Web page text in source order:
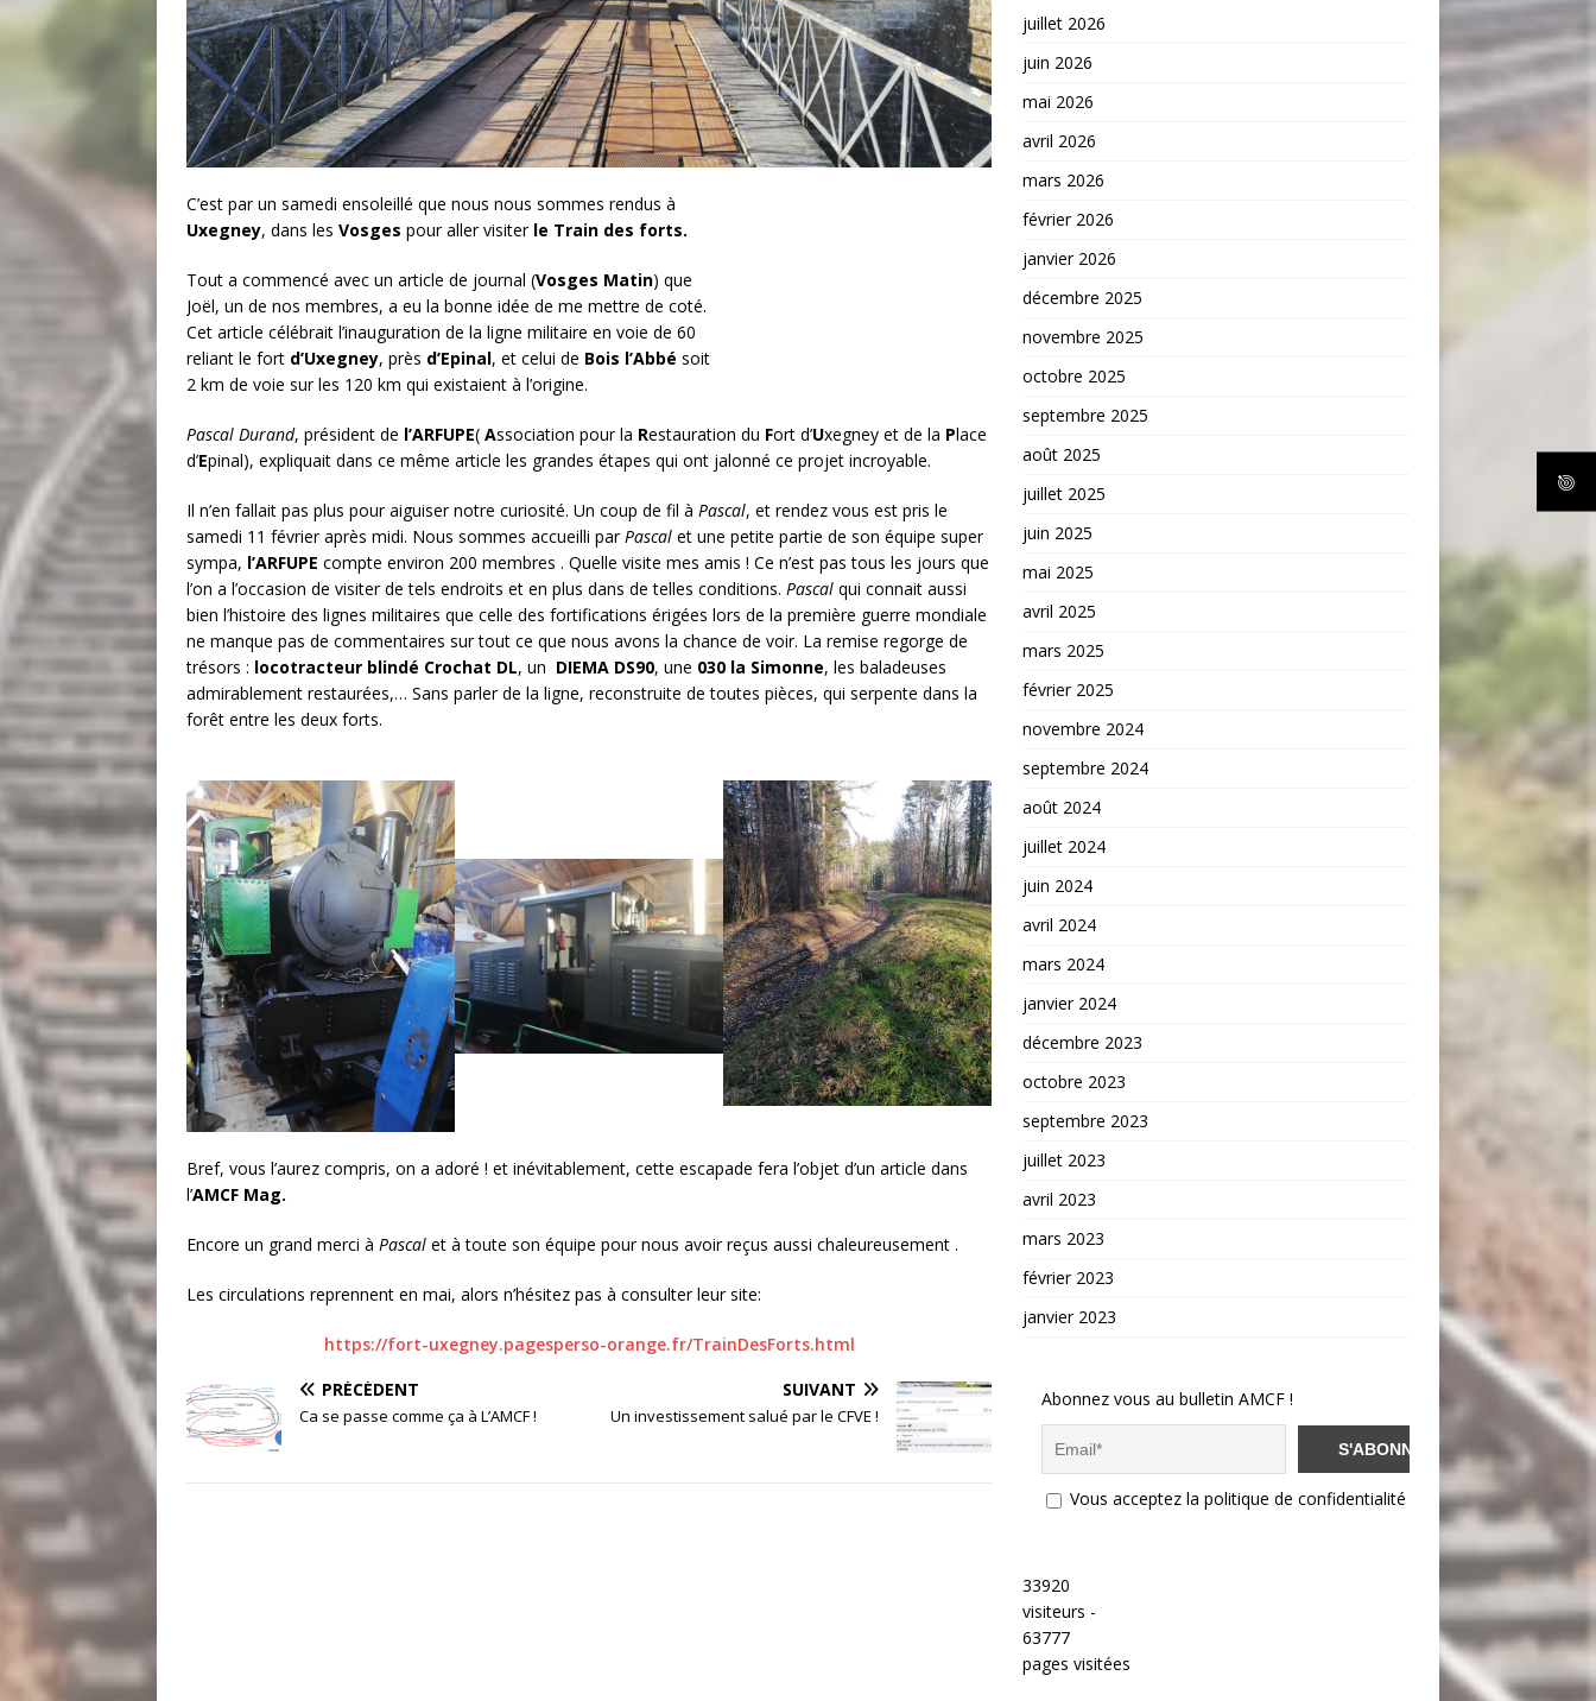
C’est par un samedi ensoleillé que nous nous sommes rendus à
Uxegney, dans les Vosges pour aller visiterle Train des forts.
Tout a commencé avec un article de journal (Vosges Matin) que
Joël, un de nos membres, a eu la bonne idée de me mettre de coté.
Cet article célébrait l’inauguration de la ligne militaire en voie de 60
reliant le fort d’Uxegney, près d’Epinal, et celui de Bois l’Abbé soit
2 km de voie sur les 120 km qui existaient à l’origine.
Pascal Durand, président de l’ARFUPE( Association pour la Restauration du Fort d’Uxegney et de la Place
d’Epinal), expliquait dans ce même article les grandes étapes qui ont jalonné ce projet incroyable.
Il n’en fallait pas plus pour aiguiser notre curiosité. Un coup de fil à Pascal, et rendez vous est pris le
samedi 11 février après midi. Nous sommes accueilli parPascal et une petite partie de son équipe super
sympa, l’ARFUPE compte environ 200 membres . Quelle visite mes amis ! Ce n’est pas tous les jours que
l’on a l’occasion de visiter de tels endroits et en plus dans de telles conditions. Pascal qui connait aussi
bien l’histoire des lignes militaires que celle des fortifications érigées lors de la première guerre mondiale
ne manque pas de commentaires sur tout ce que nous avons la chance de voir. La remise regorge de
trésors : locotracteur blindé Crochat DL, un DIEMA DS90, une 030 la Simonne, les baladeuses
admirablement restaurées,… Sans parler de la ligne, reconstruite de toutes pièces, qui serpente dans la
forêt entre les deux forts.
Bref, vous l’aurez compris, on a adoré ! et inévitablement, cette escapade fera l’objet d’un article dans
l’AMCF Mag.
Encore un grand merci à Pascal et à toute son équipe pour nous avoir reçus aussi chaleureusement .
Les circulations reprennent en mai, alors n’hésitez pas à consulter leur site:
https://fort-uxegney.pagesperso-orange.fr/TrainDesForts.html
PRÉCÉDENT
Ca se passe comme ça à L’AMCF !
SUIVANT
Un investissement salué par le CFVE !
juillet 2026
juin 2026
mai 2026
avril 2026
mars 2026
février 2026
janvier 2026
décembre 2025
novembre 2025
octobre 2025
septembre 2025
août 2025
juillet 2025
juin 2025
mai 2025
avril 2025
mars 2025
février 2025
novembre 2024
septembre 2024
août 2024
juillet 2024
juin 2024
avril 2024
mars 2024
janvier 2024
décembre 2023
octobre 2023
septembre 2023
juillet 2023
avril 2023
mars 2023
février 2023
janvier 2023
Abonnez vous au bulletin AMCF !
Vous acceptez la politique de confidentialité
33920
visiteurs -
63777
pages visitées